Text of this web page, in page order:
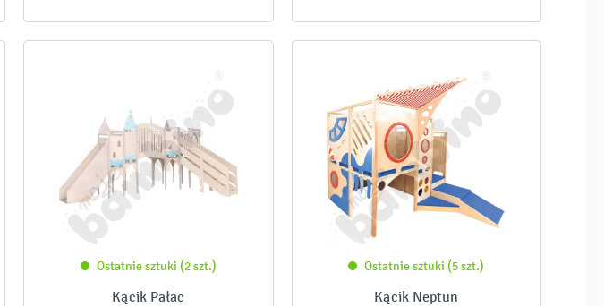
Ostatnie sztuki (2 szt.)
Kącik Pałac
Ostatnie sztuki (5 szt.)
Kącik Neptun